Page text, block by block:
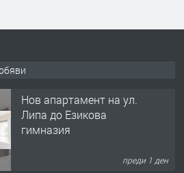
Нов апартамент на ул.
Липа до Езикова
гимназия
преди 1 ден